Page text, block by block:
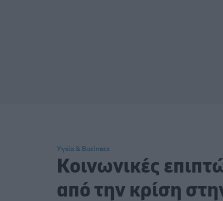
Υγεία & Business
Κoινωνικές
από την κρίση